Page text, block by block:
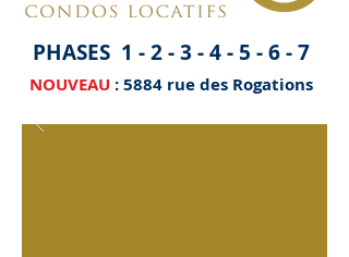
PHASES 1 - 2 - 3 - 4 - 5 - 6 - 7
NOUVEAU : 5884 rue des Rogations